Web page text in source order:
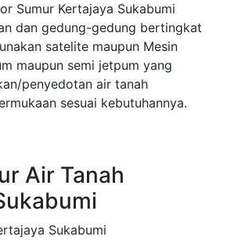
Sumur Kertajaya Sukabumi
dan gedung-gedung bertingkat
satelite maupun Mesin
maupun semi jetpum yang
penyedotan air tanah
sesuai kebutuhannya.
Air Tanah
Sukabumi